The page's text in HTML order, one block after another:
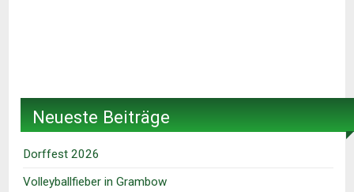
Neueste Beiträge
Dorffest 2026
Volleyballfieber in Grambow